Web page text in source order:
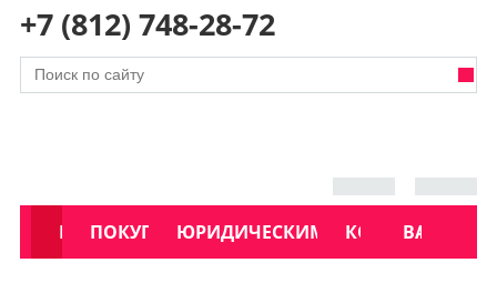
+7 (812) 748-28-72
АКЦИИ
КАТАЛОГ
ПОКУПАТЕЛЯМЮРИДИЧЕСКИМ ЛИЦАМКОНТАКТЫ
УСЛУГИ